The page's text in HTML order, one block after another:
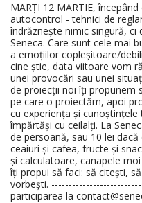
MARȚI 12 MARTIE,
autocontrol - tehnici de
îndrăznește nimic singură, ci
Seneca. Care sunt cele mai
a emoțiilor copleșitoare/
cine știe, data viitoare vom
unei provocări sau unei
de proiecții noi îți propunem
pe care o proiectăm, apoi
cu experiența și
împărtăși cu ceilalți. La
de persoană, sau 10 lei
ceaiuri și cafea, fructe și
și calculatoare, canapele
îți propui să faci: să citești,
vorbești.
participarea la